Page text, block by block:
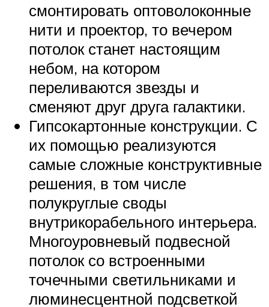
смонтировать оптоволоконные
нити и проектор, то вечером
потолок станет настоящим
небом, на котором
переливаются звезды и
сменяют друг друга галактики.
Гипсокартонные конструкции. С
их помощью реализуются
самые сложные конструктивные
решения, в том числе
полукруглые своды
внутрикорабельного интерьера.
Многоуровневый подвесной
потолок со встроенными
точечными светильниками и
люминесцентной подсветкой